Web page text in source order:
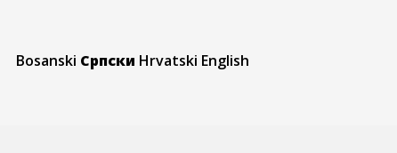
Bosanski Српски Hrvatski English